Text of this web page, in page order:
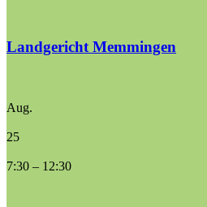
Landgericht Memmingen
Aug.
25
7:30 – 12:30